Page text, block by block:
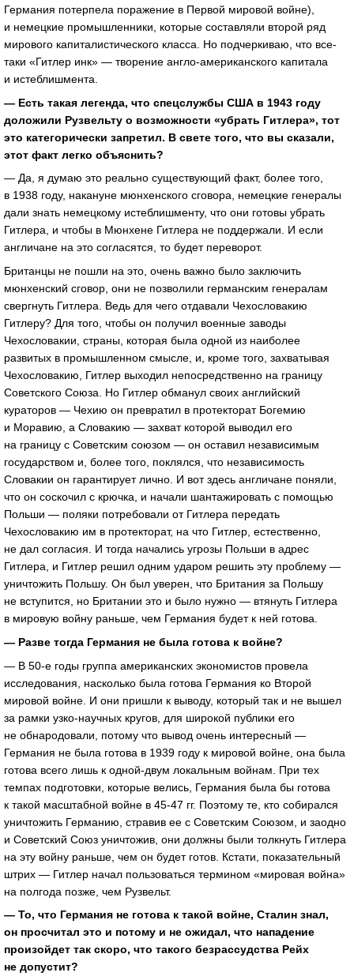
Германия потерпела поражение в Первой мировой войне),
и немецкие промышленники, которые составляли второй ряд
мирового капиталистического класса. Но подчеркиваю, что все-
таки «Гитлер инк» — творение англо-американского капитала
и истеблишмента.
— Есть такая легенда, что спецслужбы США в 1943 году
доложили Рузвельту о возможности «убрать Гитлера», тот
это категорически запретил. В свете того, что вы сказали,
этот факт легко объяснить?
— Да, я думаю это реально существующий факт, более того,
в 1938 году, накануне мюнхенского сговора, немецкие генералы
дали знать немецкому истеблишменту, что они готовы убрать
Гитлера, и чтобы в Мюнхене Гитлера не поддержали. И если
англичане на это согласятся, то будет переворот.
Британцы не пошли на это, очень важно было заключить
мюнхенский сговор, они не позволили германским генералам
свергнуть Гитлера. Ведь для чего отдавали Чехословакию
Гитлеру? Для того, чтобы он получил военные заводы
Чехословакии, страны, которая была одной из наиболее
развитых в промышленном смысле, и, кроме того, захватывая
Чехословакию, Гитлер выходил непосредственно на границу
Советского Союза. Но Гитлер обманул своих английский
кураторов — Чехию он превратил в протекторат Богемию
и Моравию, а Словакию — захват которой выводил его
на границу с Советским союзом — он оставил независимым
государством и, более того, поклялся, что независимость
Словакии он гарантирует лично. И вот здесь англичане поняли,
что он соскочил с крючка, и начали шантажировать с помощью
Польши — поляки потребовали от Гитлера передать
Чехословакию им в протекторат, на что Гитлер, естественно,
не дал согласия. И тогда начались угрозы Польши в адрес
Гитлера, и Гитлер решил одним ударом решить эту проблему —
уничтожить Польшу. Он был уверен, что Британия за Польшу
не вступится, но Британии это и было нужно — втянуть Гитлера
в мировую войну раньше, чем Германия будет к ней готова.
— Разве тогда Германия не была готова к войне?
— В 50-е годы группа американских экономистов провела
исследования, насколько была готова Германия ко Второй
мировой войне. И они пришли к выводу, который так и не вышел
за рамки узко-научных кругов, для широкой публики его
не обнародовали, потому что вывод очень интересный —
Германия не была готова в 1939 году к мировой войне, она была
готова всего лишь к одной-двум локальным войнам. При тех
темпах подготовки, которые велись, Германия была бы готова
к такой масштабной войне в 45-47 гг. Поэтому те, кто собирался
уничтожить Германию, стравив ее с Советским Союзом, и заодно
и Советский Союз уничтожив, они должны были толкнуть Гитлера
на эту войну раньше, чем он будет готов. Кстати, показательный
штрих — Гитлер начал пользоваться термином «мировая война»
на полгода позже, чем Рузвельт.
— То, что Германия не готова к такой войне, Сталин знал,
он просчитал это и потому и не ожидал, что нападение
произойдет так скоро, что такого безрассудства Рейх
не допустит?